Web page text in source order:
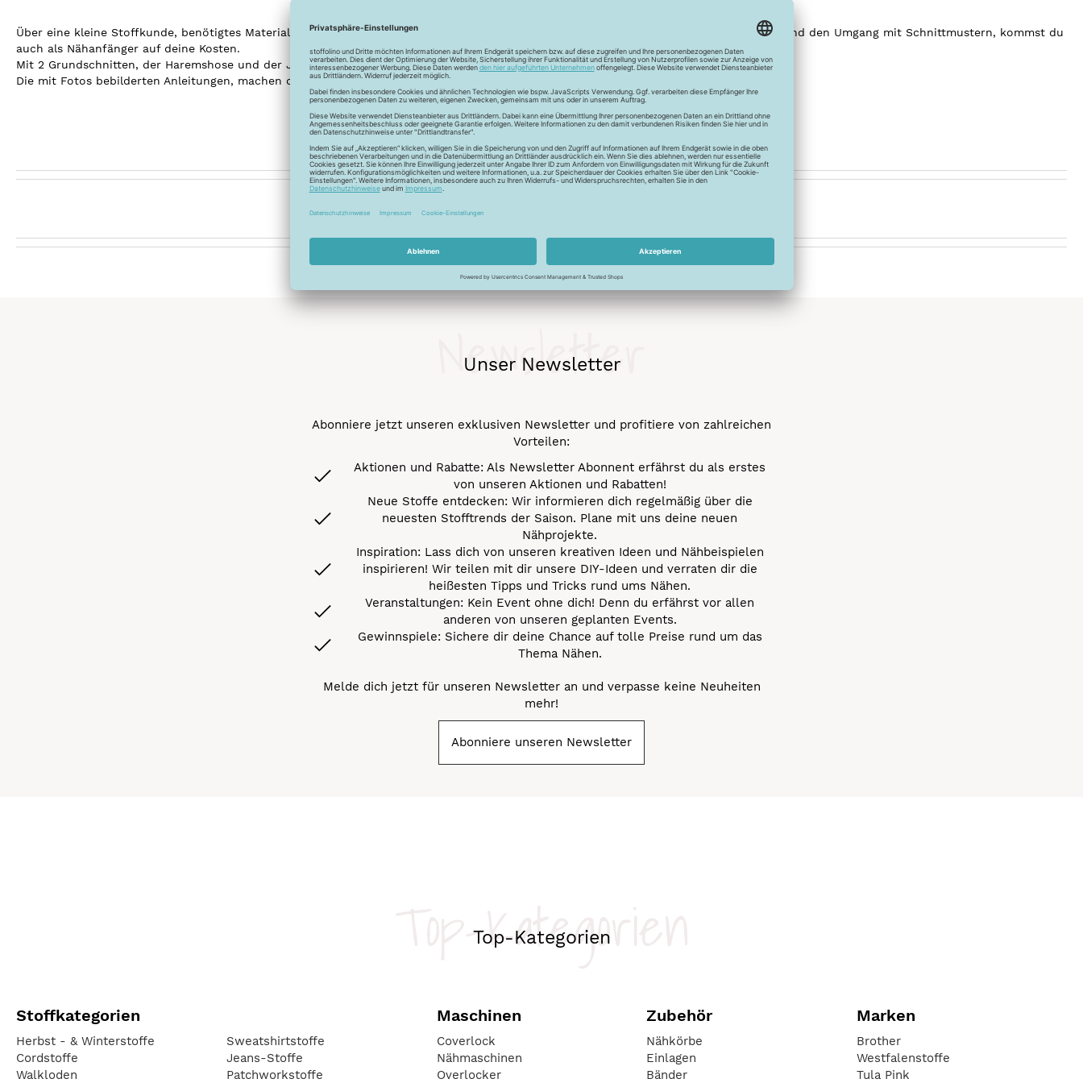
Über eine kleine Stoffkunde, benötigtes Material, einen Überblick über verschiedene Sticharten und Informationen zur Größenfindung und den Umgang mit Schnittmustern, kommst du
auch als Nähanfänger auf deine Kosten.
Mit 2 Grundschnitten, der Haremshose und der Jogginghose, entsteht eine Vielfalt an Hosenmodellen.
Die mit Fotos bebilderten Anleitungen, machen das Nähen der Mitwachshose absolut gelingsicher - Easy Jersey eben.
Unser Newsletter
Newsletter
Abonniere jetzt unseren exklusiven Newsletter und profitiere von zahlreichen
Vorteilen:
Aktionen und Rabatte: Als Newsletter Abonnent erfährst du als erstes
von unseren Aktionen und Rabatten!
Neue Stoffe entdecken: Wir informieren dich regelmäßig über die
neuesten Stofftrends der Saison. Plane mit uns deine neuen
Nähprojekte.
Inspiration: Lass dich von unseren kreativen Ideen und Nähbeispielen
inspirieren! Wir teilen mit dir unsere DIY-Ideen und verraten dir die
heißesten Tipps und Tricks rund ums Nähen.
Veranstaltungen: Kein Event ohne dich! Denn du erfährst vor allen
anderen von unseren geplanten Events.
Gewinnspiele: Sichere dir deine Chance auf tolle Preise rund um das
Thema Nähen.
Melde dich jetzt für unseren Newsletter an und verpasse keine Neuheiten
mehr!
Abonniere unseren Newsletter
Top-Kategorien
Top-Kategorien
Stoffkategorien
Herbst - & Winterstoffe
Cordstoffe
Walkloden
Sweatshirtstoffe
Jeans-Stoffe
Patchworkstoffe
Maschinen
Coverlock
Nähmaschinen
Overlocker
Zubehör
Nähkörbe
Einlagen
Bänder
Marken
Brother
Westfalenstoffe
Tula Pink